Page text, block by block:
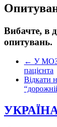
Вибачте, в
опитувань.
← У МОЗ
пацієнта
Відкати